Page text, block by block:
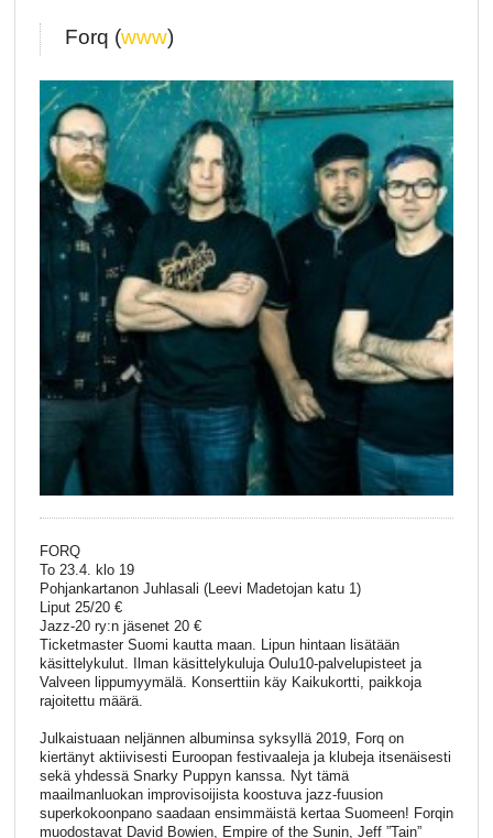
Forq (www)
FORQ
To 23.4. klo 19
Pohjankartanon Juhlasali (Leevi Madetojan katu 1)
Liput 25/20 €
Jazz-20 ry:n jäsenet 20 €
Ticketmaster Suomi kautta maan. Lipun hintaan lisätään
käsittelykulut. Ilman käsittelykuluja Oulu10-palvelupisteet ja
Valveen lippumyymälä. Konserttiin käy Kaikukortti, paikkoja
rajoitettu määrä.
Julkaistuaan neljännen albuminsa syksyllä 2019, Forq on
kiertänyt aktiivisesti Euroopan festivaaleja ja klubeja itsenäisesti
sekä yhdessä Snarky Puppyn kanssa. Nyt tämä
maailmanluokan improvisoijista koostuva jazz-fuusion
superkokoonpano saadaan ensimmäistä kertaa Suomeen! Forqin
muodostavat David Bowien, Empire of the Sunin, Jeff ”Tain”